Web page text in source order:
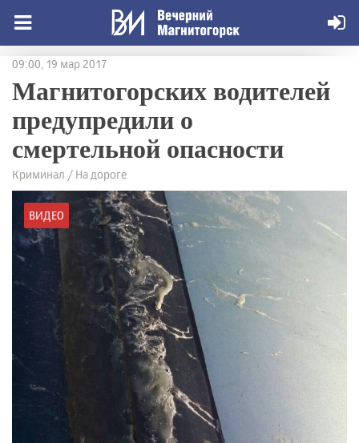
09:00, 19 мар 2017
Магнитогорских водителей
предупредили о
смертельной опасности
Криминал / На дороге
ВИДЕО